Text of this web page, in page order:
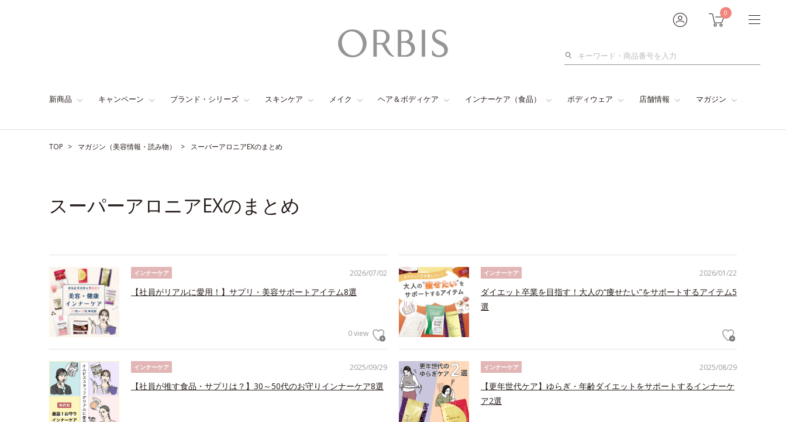
0
検
新商品 キャンペーン ブランド・シリーズ スキンケア メイク ヘア＆ボディケア インナーケア（食品） ボディウェア 店舗情報 マガジン
TOP マガジン（美容情報・読み物） スーパーアロニアEXのまとめ
スーパーアロニアEXのまとめ
2026/07/02
インナーケア
【社員がリアルに愛用！】サプリ・美容サポートアイテム8選
0 view
2026/01/22
インナーケア
ダイエット卒業を目指す！大人の“痩せたい”をサポートするアイテム5
選
2025/09/29
インナーケア
【社員が推す食品・サプリは？】30～50代のお守りインナーケア8選
2025/08/29
インナーケア
【更年世代ケア】ゆらぎ・年齢ダイエットをサポートするインナーケ
ア2選